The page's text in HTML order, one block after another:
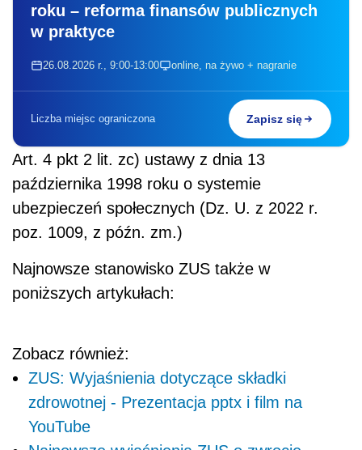
roku – reforma finansów publicznych
w praktyce
26.08.2026 r., 9:00-13:00 online, na żywo + nagranie
Liczba miejsc ograniczona Zapisz się
Art. 4 pkt 2 lit. zc) ustawy z dnia 13
października 1998 roku o systemie
ubezpieczeń społecznych (Dz. U. z 2022 r.
poz. 1009, z późn. zm.)
Najnowsze stanowisko ZUS także w
poniższych artykułach:
Zobacz również:
ZUS: Wyjaśnienia dotyczące składki
zdrowotnej - Prezentacja pptx i film na
YouTube